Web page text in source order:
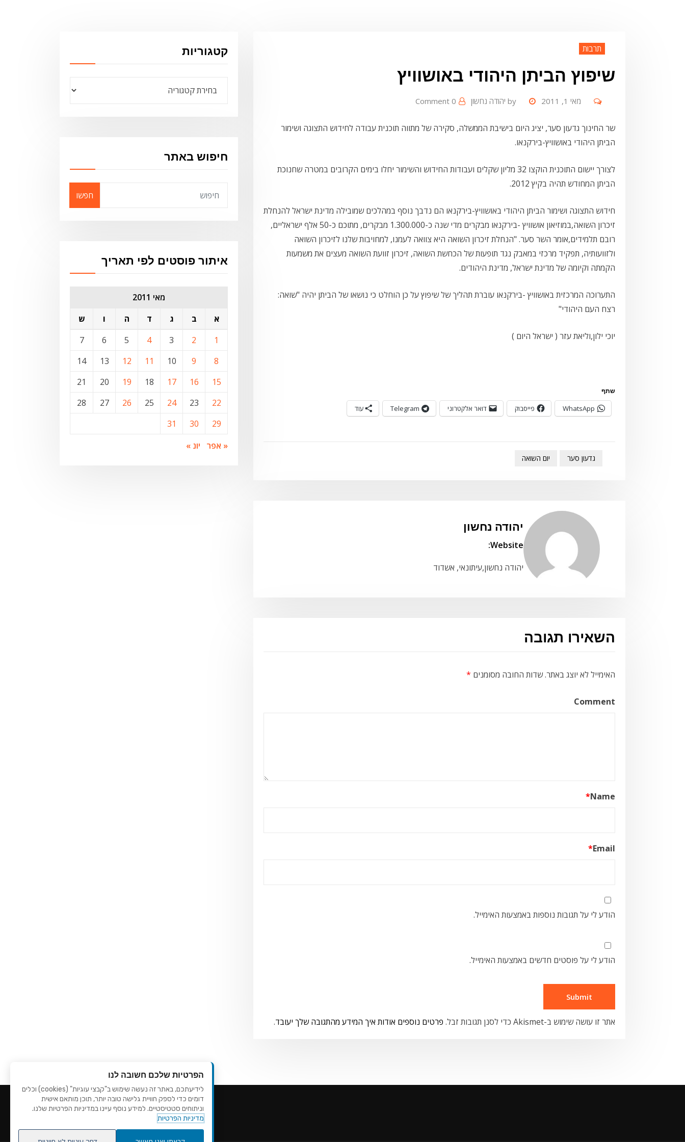
תרבות
שיפוץ הביתן היהודי באושוויץ
by יהודה נחשון מאי 1, 2011 0 Comment
שר החינוך גדעון סער, יציג היום בישיבת הממשלה, סקירה של מתווה תוכנית עבודה לחידוש התצוגה ושימור
הביתן היהודי באושוויץ-בירקנאו.
לצורך יישום התוכנית הוקצו 32 מליון שקלים ועבודות החידוש והשימור יחלו בימים הקרובים במטרה שחנוכת
הביתן המחודש תהיה בקיץ 2012.
חידוש התצוגה ושימור הביתן היהודי באושוויץ-בירקנאו הם נדבך נוסף במהלכים שמובילה מדינת ישראל להנחלת
זיכרון השואה,במוזיאון אושוויץ -בירקנאו מבקרים מדי שנה כ-1.300.000 מבקרים, מתוכם כ-50 אלף ישראליים,
רובם תלמידים,אומר השר סער. "הנחלת זיכרון השואה היא צוואה לעמנו, למחויבות שלנו לזיכרון השואה
ולזוועותיה, תפקיד מרכזי במאבק נגד תופעות של הכחשת השואה, זיכרון זוועת השואה מעצים את משמעות
הקמתה וקיומה של מדינת ישראל, מדינת היהודים.
התערוכה המרכזית באושוויץ -בירקנאו עוברת תהליך של שיפוץ על כן הוחלט כי נושאו של הביתן יהיה "שואה:
רצח העם היהודי"
יוכי ילון,וליאת עזר ( ישראל היום )
שתף
WhatsApp פייסבוק דואר אלקטרוני Telegram עוד
גדעון סער יום השואה
יהודה נחשון
Website:
יהודה נחשון,עיתונאי, אשדוד
השאירו תגובה
האימייל לא יוצג באתר.שדות החובה מסומנים *
Comment
Name
*
Email
*
הודע לי על תגובות נוספות באמצעות האימייל.
הודע לי על פוסטים חדשים באמצעות האימייל.
אתר זו עושה שימוש ב-Akismet כדי לסנן תגובות זבל. פרטים נוספים אודות איך המידע מהתגובה שלך יעובד.
קטגוריות
חיפוש באתר
חפשו
איתור פוסטים לפי תאריך
מאי 2011
א
ב ג ד ה ו
ש
1
2
3
4
5
6
7
8
9
10
11
12
13
14
15
16
17
18
19
20
21
22
23
24
25
26
27
28
29
30
31
« אפר
יונ »
הפרטיות שלכם חשובה לנו
לידיעתכם, באתר זה נעשה שימוש ב"קבצי עוגיות" (cookies) וכלים
דומים כדי לספק חוויית גלישה טובה יותר, תוכן מותאם אישית
וניתוחים סטטיסטיים. למידע נוסף עיינו במדיניות הפרטיות שלנו.
מדיניות הפרטיות